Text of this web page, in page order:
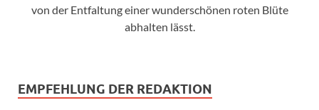
von der Entfaltung einer wunderschönen roten Blüte
abhalten lässt.
EMPFEHLUNG DER REDAKTION